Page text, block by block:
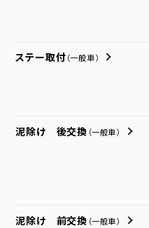
ステー取付 （一般車）
泥除け 後交換 （一般車）
泥除け 前交換 （一般車）